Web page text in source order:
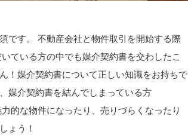
です。 不動産会社と物件取引を開始する際
ている方の中でも媒介契約書を交わしたこ
！媒介契約書について正しい知識をお持ちで
媒介契約書を結んでしまっている方
的な物件になったり、売りづらくなったり
ょう！